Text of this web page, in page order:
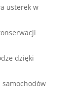
usterek w
dzięki